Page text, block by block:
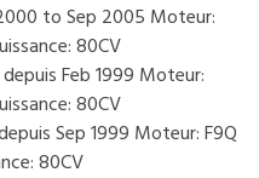
to Sep 2005 Moteur:
80CV
Feb 1999 Moteur:
80CV
Sep 1999 Moteur: F9Q
80CV